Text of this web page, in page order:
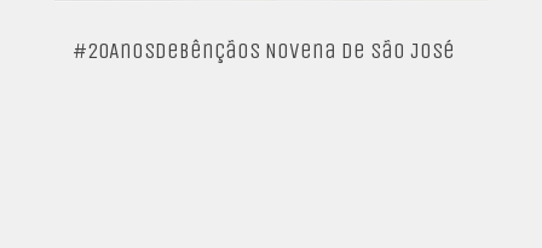
#20AnosDeBênçãos Novena de São José